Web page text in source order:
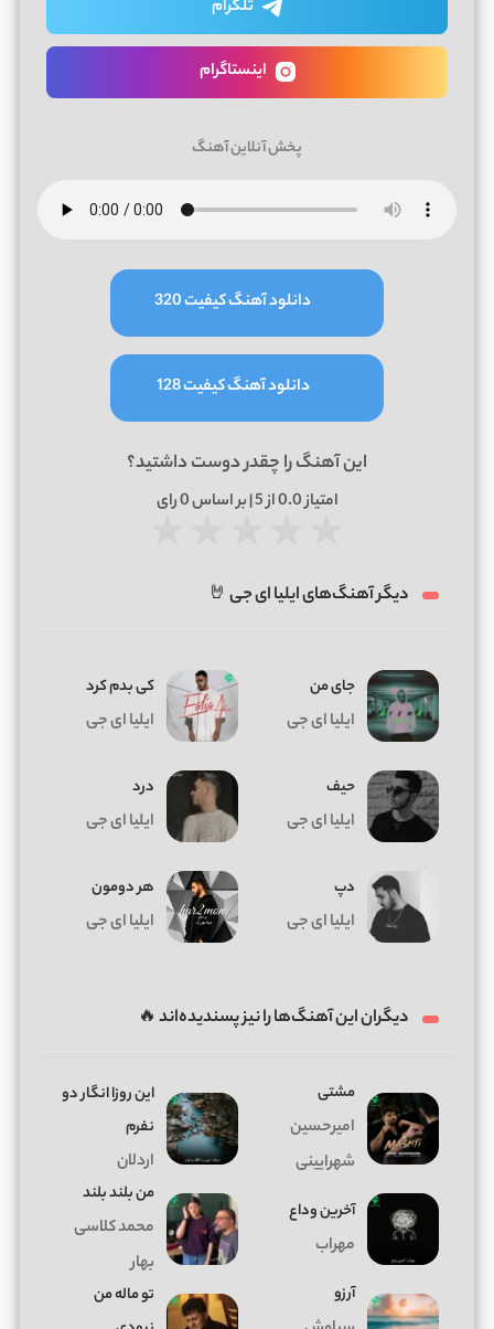
تلگرام
اینستاگرام
پخش آنلاین آهنگ
دانلود آهنگ کیفیت 320
دانلود آهنگ کیفیت 128
این آهنگ را چقدر دوست داشتید؟
امتیاز0.0از 5 | بر اساس 0رای
دیگر آهنگ‌های ایلیا ای جی 🤘
جای من
ایلیا ای جی
کی بدم کرد
ایلیا ای جی
حیف
ایلیا ای جی
درد
ایلیا ای جی
دپ
ایلیا ای جی
هر دومون
ایلیا ای جی
دیگران این آهنگ‌ها را نیز پسندیده‌اند 🔥
مشتی
امیرحسین
شهرایینی
این روزا انگار دو
نفرم
اردلان
آخرین وداع
مهراب
من بلند بلند
محمد کلاسی
بهار
آرزو
تو ماله من